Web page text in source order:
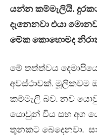
යන්න කම්මැලියි.
දැනෙනවා එයා
මේක කොහොමද
මේ තත්ත්වය
අවස්ථාවක්. මූලිකවම
කම්මැලි බව. නව
යොවුන් විය සහ අග
තුනකට බෙදෙනවා.